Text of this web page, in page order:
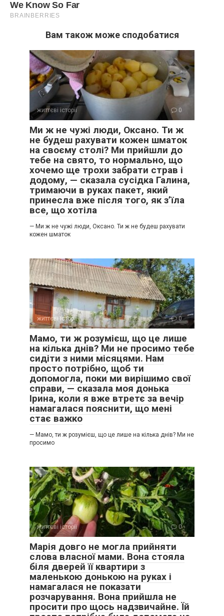
Вам також може сподобатися
життєві історії 0
Ми ж не чужі люди, Оксано. Ти ж
не будеш рахувати кожен шматок
на своєму столі? Ми прийшли до
тебе на свято, то нормально, що
хочемо ще трохи забрати страв і
додому, — сказала сусідка Галина,
тримаючи в руках пакет, який
принесла вже після того, як з’їла
все, що хотіла
— Ми ж не чужі люди, Оксано. Ти ж не будеш рахувати
кожен шматок
життєві історії 0
Мамо, ти ж розумієш, що це лише
на кілька днів? Ми не просимо тебе
сидіти з ними місяцями. Нам
просто потрібно, щоб ти
допомогла, поки ми вирішимо свої
справи, — сказала моя донька
Ірина, коли я вже втретє за вечір
намагалася пояснити, що мені
стає важко
— Мамо, ти ж розумієш, що це лише на кілька днів? Ми не
просимо
життєві історії 0
Марія довго не могла прийняти
слова власної мами. Вона стояла
біля дверей її квартири з
маленькою донькою на руках і
намагалася не показати
розчарування. Вона прийшла не
просити про щось надзвичайне. Їй